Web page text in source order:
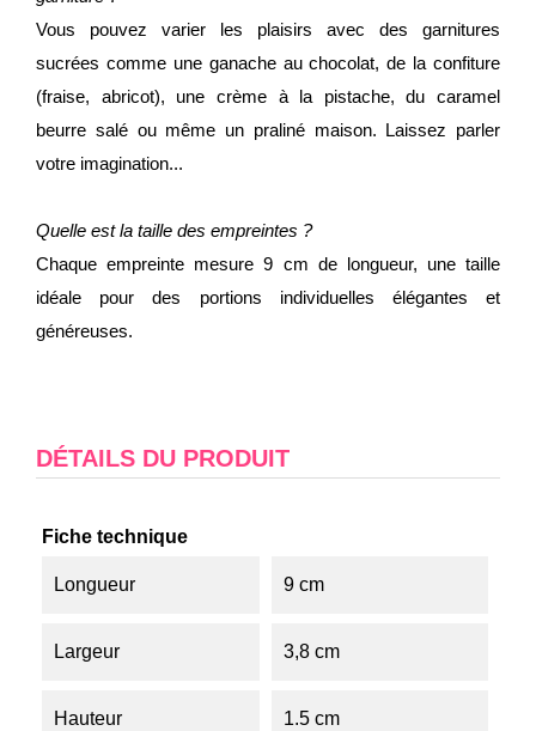
Vous pouvez varier les plaisirs avec des garnitures
sucrées comme une ganache au chocolat, de la confiture
(fraise, abricot), une crème à la pistache, du caramel
beurre salé ou même un praliné maison. Laissez parler
votre imagination...
Quelle est la taille des empreintes ?
Chaque empreinte mesure 9 cm de longueur, une taille
idéale pour des portions individuelles élégantes et
généreuses.
DÉTAILS DU PRODUIT
Fiche technique
Longueur 9 cm
Largeur 3,8 cm
Hauteur 1.5 cm